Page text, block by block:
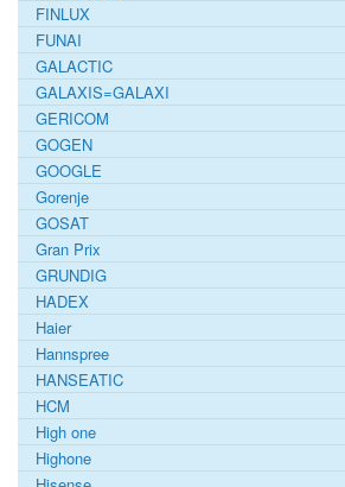
FINLUX
FUNAI
GALACTIC
GALAXIS=GALAXI
GERICOM
GOGEN
GOOGLE
Gorenje
GOSAT
Gran Prix
GRUNDIG
HADEX
Haier
Hannspree
HANSEATIC
HCM
High one
Highone